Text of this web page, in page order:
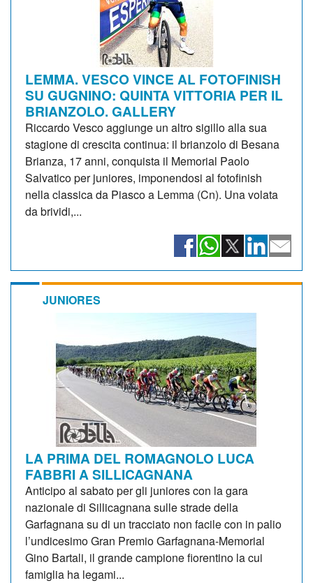
LEMMA. VESCO VINCE AL FOTOFINISH
SU GUGNINO: QUINTA VITTORIA PER IL
BRIANZOLO. GALLERY
Riccardo Vesco aggiunge un altro sigillo alla sua
stagione di crescita continua: il brianzolo di Besana
Brianza, 17 anni, conquista il Memorial Paolo
Salvatico per juniores, imponendosi al fotofinish
nella classica da Piasco a Lemma (Cn). Una volata
da brividi,...
JUNIORES
LA PRIMA DEL ROMAGNOLO LUCA
FABBRI A SILLICAGNANA
Anticipo al sabato per gli juniores con la gara
nazionale di Sillicagnana sulle strade della
Garfagnana su di un tracciato non facile con in palio
l’undicesimo Gran Premio Garfagnana-Memorial
Gino Bartali, il grande campione fiorentino la cui
famiglia ha legami...